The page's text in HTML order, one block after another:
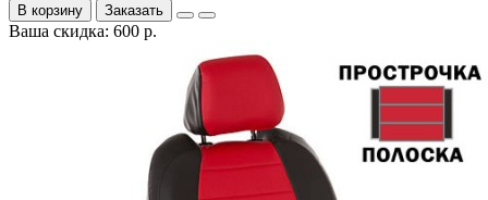
В корзину Заказать
Ваша скидка: 600 р.